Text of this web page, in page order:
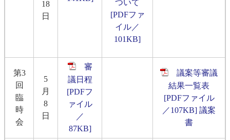
18
日
ついて
[PDFファ
イル／
101KB]
第3
回
臨
時
会
5
月
8
日
審
議日程
[PDFフ
ァイル
／
87KB]
議案等審議
結果一覧表
[PDFファイル
／107KB] 議案
書